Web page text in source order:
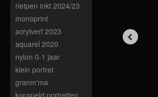
rietpen inkt 2024/23
monoprint
acrylverf 2023
aquarel 2020
nylon 0-1 jaar
klein portret
granm'ma
kopspeld portretten